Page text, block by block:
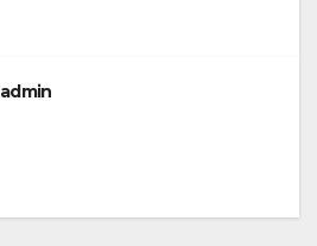
admin